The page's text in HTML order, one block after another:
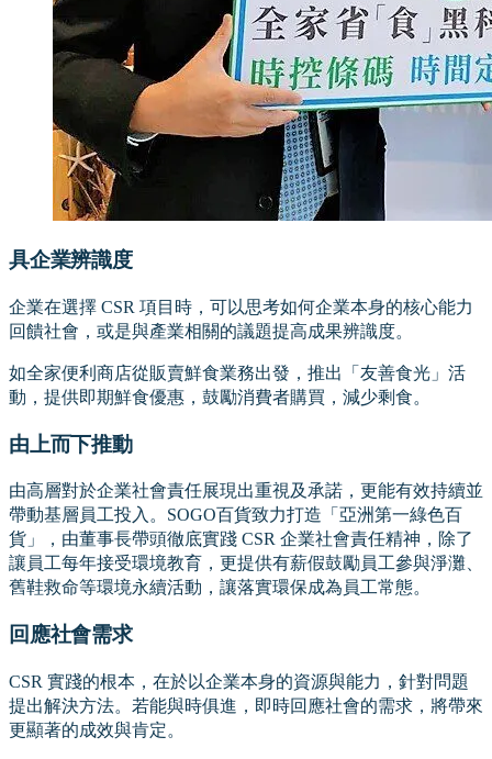
具企業辨識度
企業在選擇 CSR 項目時，可以思考如何企業本身的核心能力
回饋社會，或是與產業相關的議題提高成果辨識度。
如全家便利商店從販賣鮮食業務出發，推出「友善食光」活
動，提供即期鮮食優惠，鼓勵消費者購買，減少剩食。
由上而下推動
由高層對於企業社會責任展現出重視及承諾，更能有效持續並
帶動基層員工投入。SOGO百貨致力打造「亞洲第一綠色百
貨」，由董事長帶頭徹底實踐 CSR 企業社會責任精神，除了
讓員工每年接受環境教育，更提供有薪假鼓勵員工參與淨灘、
舊鞋救命等環境永續活動，讓落實環保成為員工常態。
回應社會需求
CSR 實踐的根本，在於以企業本身的資源與能力，針對問題
提出解決方法。若能與時俱進，即時回應社會的需求，將帶來
更顯著的成效與肯定。